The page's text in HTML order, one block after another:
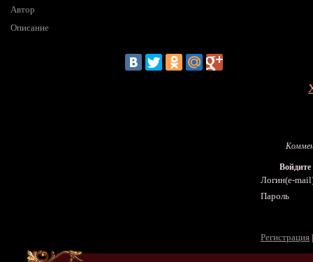
Автор
Описание
Логин(e-
Пароль
Регистрация